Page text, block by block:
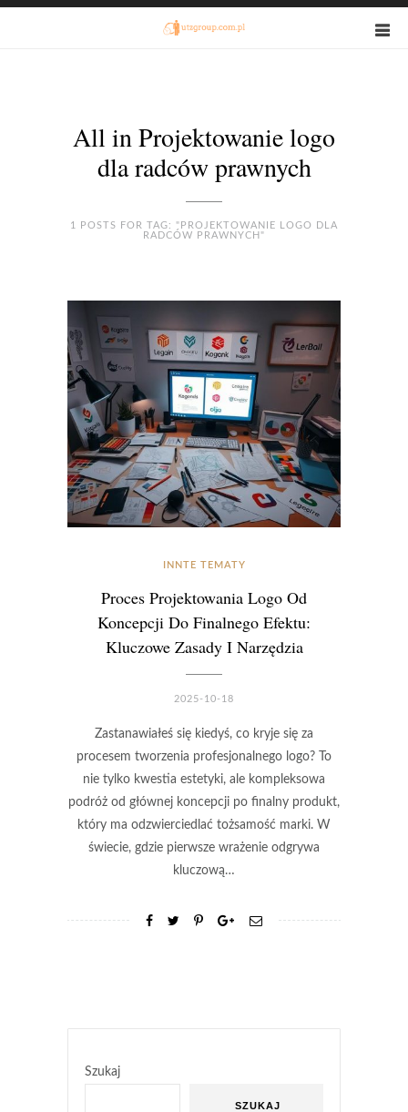
All in Projektowanie logo
dla radców prawnych
1 POSTS FOR TAG: "PROJEKTOWANIE LOGO DLA
RADCÓW PRAWNYCH"
INNTE TEMATY
Proces Projektowania Logo Od
Koncepcji Do Finalnego Efektu:
Kluczowe Zasady I Narzędzia
2025-10-18
Zastanawiałeś się kiedyś, co kryje się za
procesem tworzenia profesjonalnego logo? To
nie tylko kwestia estetyki, ale kompleksowa
podróż od głównej koncepcji po finalny produkt,
który ma odzwierciedlać tożsamość marki. W
świecie, gdzie pierwsze wrażenie odgrywa
kluczową…
Szukaj
SZUKAJ